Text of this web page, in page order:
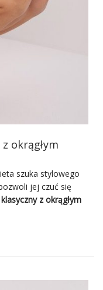
, ale także modele
idealne na
na swój styl czy
kurtki z
klientki
produktów.
okrągłym
szuka stylowego
jej czuć się
z okrągłym
swetry stają się